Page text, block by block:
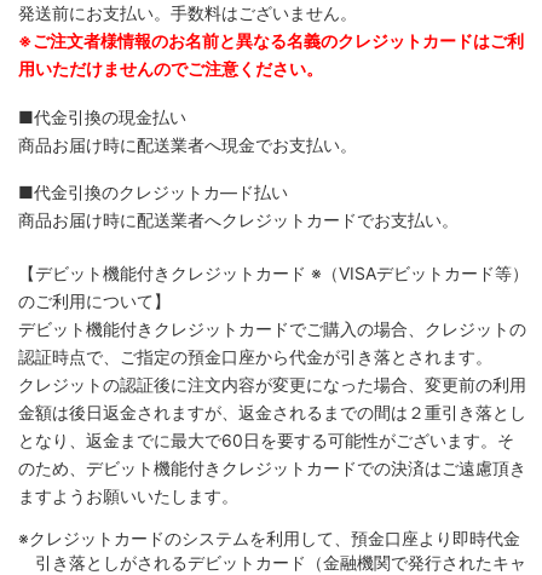
発送前にお支払い。手数料はございません。
※ご注文者様情報のお名前と異なる名義のクレジットカードはご利
用いただけませんのでご注意ください。
■代金引換の現金払い
商品お届け時に配送業者へ現金でお支払い。
■代金引換のクレジットカ―ド払い
商品お届け時に配送業者へクレジットカードでお支払い。
【デビット機能付きクレジットカード ※（VISAデビットカード等）
のご利用について】
デビット機能付きクレジットカードでご購入の場合、クレジットの
認証時点で、ご指定の預金口座から代金が引き落とされます。
クレジットの認証後に注文内容が変更になった場合、変更前の利用
金額は後日返金されますが、返金されるまでの間は２重引き落とし
となり、返金までに最大で60日を要する可能性がございます。そ
のため、デビット機能付きクレジットカードでの決済はご遠慮頂き
ますようお願いいたします。
※クレジットカードのシステムを利用して、預金口座より即時代金
引き落としがされるデビットカード（金融機関で発行されたキャ